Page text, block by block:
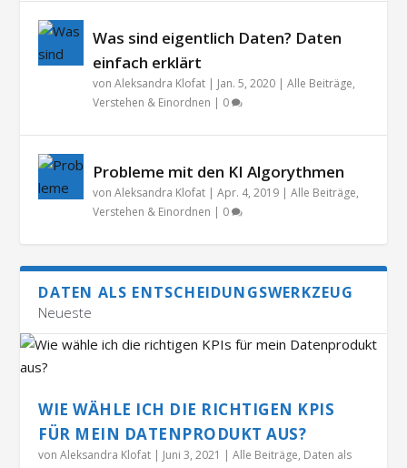
Was sind eigentlich Daten? Daten
einfach erklärt
vonAleksandra Klofat | Jan. 5, 2020 |Alle Beiträge,
Verstehen & Einordnen | 0
Probleme mit den KI Algorythmen
vonAleksandra Klofat |Apr. 4, 2019 |Alle Beiträge,
Verstehen & Einordnen | 0
DATEN ALS ENTSCHEIDUNGSWERKZEUG
Neueste
WIE WÄHLE ICH DIE RICHTIGEN KPIS
FÜR MEIN DATENPRODUKT AUS?
vonAleksandra Klofat | Juni 3, 2021 |Alle Beiträge, Daten als